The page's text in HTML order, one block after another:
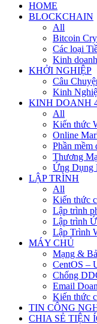
HOME
BLOCKCHAIN
All
Bitcoin
Các loại
Kinh
KHỞI NGHIỆP
Câu
Kinh
KINH DOANH
All
Kiến thức
Online
Phần mềm
Thương
Ứng Dụng
LẬP TRÌNH
All
Kiến thức
Lập trình
Lập trình
Lập Trình
MÁY CHỦ
Mạng &
CentOS –
Chống
Email
Kiến thức
TIN CÔNG
CHIA SẺ TIỆN